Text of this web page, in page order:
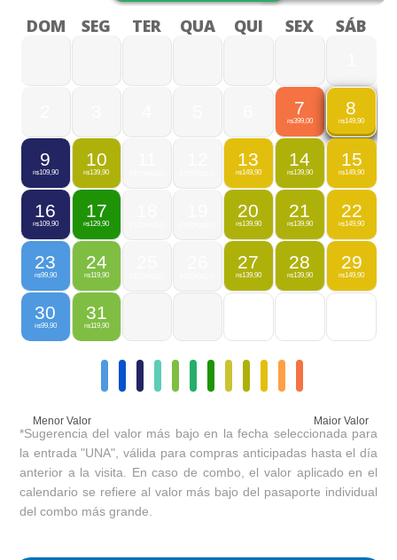
DOM SEG TER QUA QUI SEX SÁB
7
R$399,00
8
R$149,90
9
R$109,90
10
R$139,90
13
R$149,90
14
R$139,90
15
R$149,90
16
R$109,90
17
R$129,90
20
R$139,90
21
R$139,90
22
R$149,90
23
R$99,90
24
R$119,90
27
R$139,90
28
R$139,90
29
R$149,90
30
R$99,90
31
R$119,90
Menor Valor Maior Valor
*Sugerencia del valor más bajo en la fecha seleccionada para
la entrada "UNA", válida para compras anticipadas hasta el día
anterior a la visita. En caso de combo, el valor aplicado en el
calendario se refiere al valor más bajo del pasaporte individual
del combo más grande.